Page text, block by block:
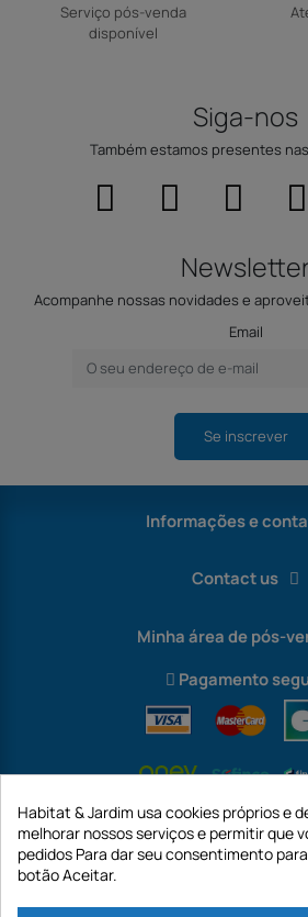
Serviço pós-venda
disponível
Siga-nos
Também estamos presentes
Acompanhe nossas novidades e
Email
Se inscrever
Informações e
Contact us
Minha área de pós-
Pagamento
Habitat & Jardim usa cookies próprios e
melhorar nossos serviços e permitir que
pedidos Para dar seu consentimento
botão Aceitar.